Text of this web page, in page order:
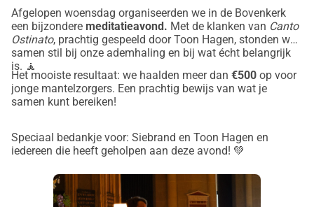
Afgelopen woensdag organiseerden we in de Bovenkerk
een bijzondere meditatieavond. Met de klanken van Canto
Ostinato, prachtig gespeeld door Toon Hagen, stonden we
samen stil bij onze ademhaling en bij wat écht belangrijk
is. 🧘
Het mooiste resultaat: we haalden meer dan €500 op voor
jonge mantelzorgers. Een prachtig bewijs van wat je
samen kunt bereiken!
Speciaal bedankje voor: Siebrand en Toon Hagen en
iedereen die heeft geholpen aan deze avond! 💚